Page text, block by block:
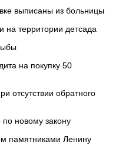
выписаны из больницы
на территории детсада
на покупку 50
отсутствии обратного
по новому закону
памятниками Ленину